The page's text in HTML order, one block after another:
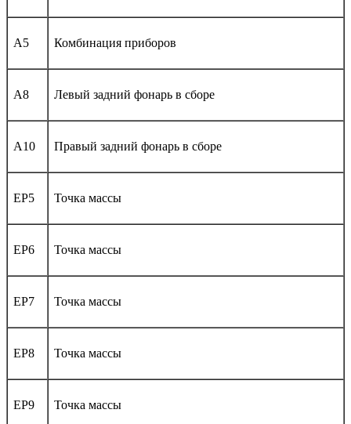
A5 Комбинация приборов
A8 Левый задний фонарь в сборе
A10 Правый задний фонарь в сборе
EP5 Точка массы
EP6 Точка массы
EP7 Точка массы
EP8 Точка массы
EP9 Точка массы